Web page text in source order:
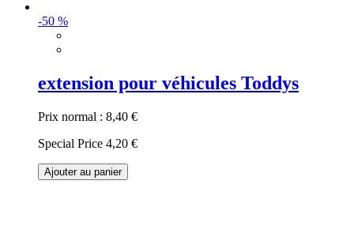
-50 %
extension pour véhicules Toddys
Prix normal : 8,40 €
Special Price 4,20 €
Ajouter au panier